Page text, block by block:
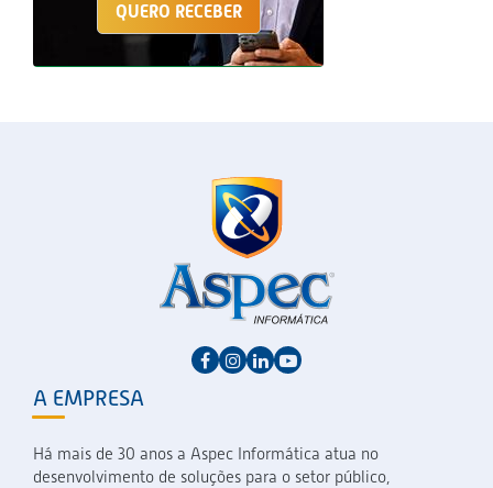
QUERO RECEBER
A EMPRESA
Há mais de 30 anos a Aspec Informática atua no
desenvolvimento de soluções para o setor público,